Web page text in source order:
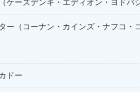
ケーズデンキ・エディオン・ヨドバ
ー（コーナン・カインズ・ナフコ・
ドー